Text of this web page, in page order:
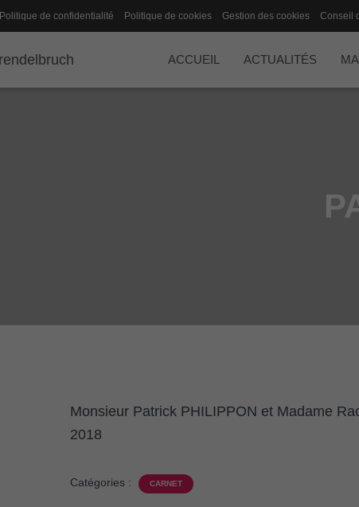
Politique de confidentialité Politique de cookies Gestion des cookies Conseil
ACCUEIL ACTUALITÉS
Monsieur Patrick PHILIPPON et Madame
2018
Catégories : CARNET